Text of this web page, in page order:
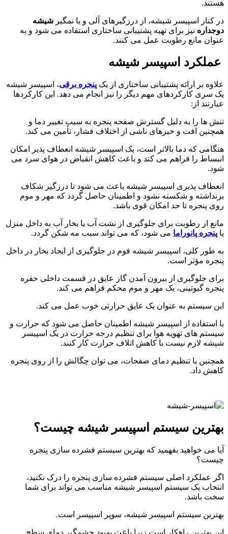
هستند.
در کنار اسپیسر شیشه، از درزگیرهای آلی و یا نمگیر شیشه
دوجداره نیز برای تهیه پشتیبانی ساختاری استفاده می شود و به
عنوان مانع رطوبت عمل می کنند.
عملکرد اسپیسر شیشه
علاوه بر ارائه پشتیبانی ساختاری از یک پنجره برقی، اسپیسر شیشه
یک سری کارکردهای مهم دیگر را نیز انجام می دهد. این کارکردها
عبارتند از:
تنش ها را به دلیل گسترش صفحه پنجره به سبب تغییر دما و
همچنین افت و خیزهای ناشی از اختلاف فشار، تأمین می کند.
هنگامی که دما بالاتر است، یک اسپیسر شیشه انعطاف پذیر امکان
انبساط را فراهم می کند و باعث کاهش انقباض در هوای سرد می
شود.
انعطاف پذیری اسپیسر شیشه باعث می شود تا درزگیر شکاف
برنداشته و شکسته نشود و اطمینان حاصل گردد که مهر و موم
روی پنجره تا حد امکان قوی باشد.
مانع از رطوبت برای جلوگیری از نشت آب یا بخار آب به داخل منزل
یا پنجره پانوراما می شود، که می تواند سبب مه شکن گردد.
به طور کلی، اسپیسر شیشه فوم در جلوگیری از ایجاد بخار در داخل
پنجره مؤثر است.
برای جلوگیری از بیرون آمدن گاز عایق در قسمت داخلی حفره
پنجره گیوتینی، یک مهر و موم محکم فراهم می کند.
این سیستم به عنوان یک عایق حرارتی خوب عمل می کند.
با استفاده از اسپیسر شیشه اطمینان حاصل می شود که حرارت و
سیستم های تهویه هوا برای تنظیم درجه حرارت در یک اسپیسر
شیشه لازم نیست با کاهش اتلاف حرارت کار کنند.
همچنین با تنظیم دمای صفحات، می توان چگالش را از روی پنجره
کاهش داد.
بهترین سیستم اسپیسر شیشه چیست؟
آیا می خواهید بفهمید که بهترین سیستم فشرده سازی پنجره
چیست؟
اگر عملکرد اصلی سیستم فشرده سازی پنجره را درک نکنید،
انتخاب یک سیستم اسپیسر شیشه مناسب می تواند برای شما
سخت باشد.
بهترین سیستم اسپیسر شیشه، سوپر اسپیسر است.
این بهترین راهکار است زیرا باعث بهبود چشمگیر دمای سطح